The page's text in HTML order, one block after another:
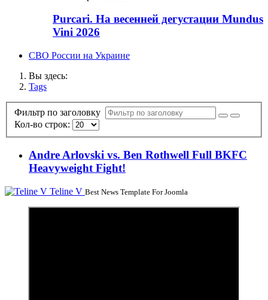
Purcari. На весенней дегустации Mundus
Vini 2026
СВО России на Украине
Вы здесь:
Tags
Фильтр по заголовку
Кол-во строк:
Andre Arlovski vs. Ben Rothwell Full BKFC
Heavyweight Fight!
Teline V Best News Template For Joomla